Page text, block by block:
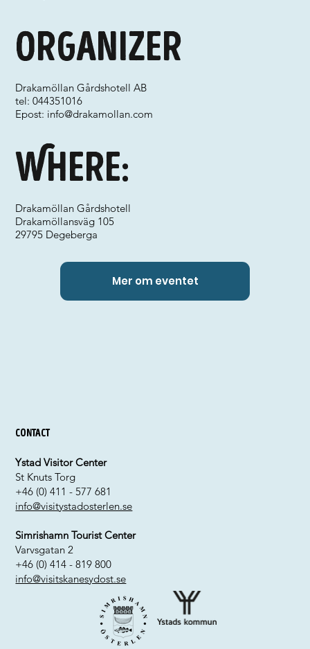
Where:
Organizer
Drakamöllan Gårdshotell AB
tel: 044351016
Epost: info@drakamollan.com
Drakamöllan Gårdshotell
Drakamöllansväg 105
29795 Degeberga
Mer om eventet
Contact
Ystad Visitor Center
St Knuts Torg
+46 (0) 411 - 577 681
info@visitystadosterlen.se
Simrishamn Tourist Center
Varvsgatan 2
+46 (0) 414 - 819 800
info@visitskanesydost.se